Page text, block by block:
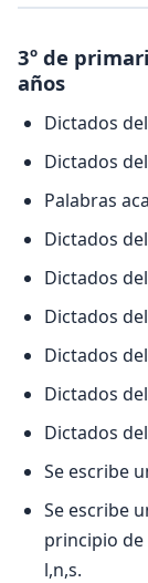
3º de
años
Dictados
Dictados
Palabras
Dictados
Dictados
Dictados
Dictados
Dictados
Dictados
Se escribe
Se escribe
principio de
l,n,s.